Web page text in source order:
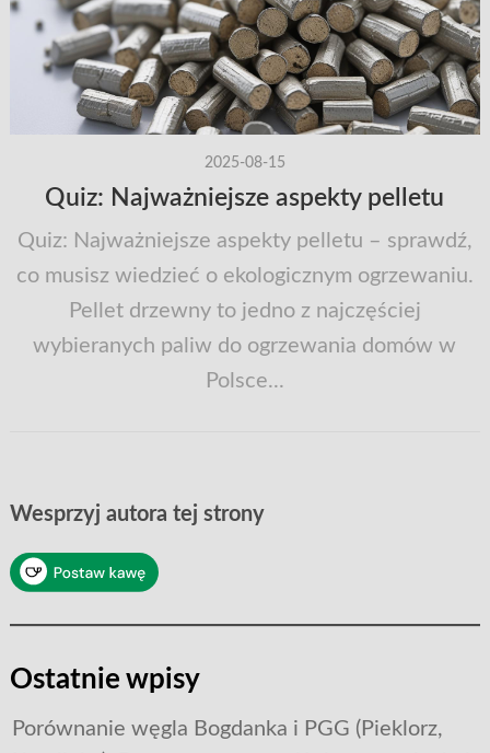
2025-08-15
Quiz: Najważniejsze aspekty pelletu
Quiz: Najważniejsze aspekty pelletu – sprawdź,
co musisz wiedzieć o ekologicznym ogrzewaniu.
Pellet drzewny to jedno z najczęściej
wybieranych paliw do ogrzewania domów w
Polsce...
Wesprzyj autora tej strony
Ostatnie wpisy
Porównanie węgla Bogdanka i PGG (Pieklorz,